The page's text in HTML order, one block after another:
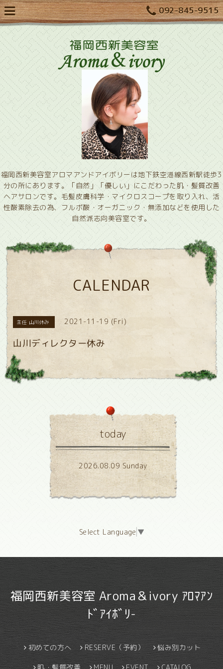
092-845-9515
福岡西新美容室アロマアンドアイボリーは地下鉄空港線西新駅徒歩3
分の所にあります。「自然」「優しい」にこだわった肌・髪質改善
ヘアサロンです。毛髪皮膚科学・マイクロスコープを取り入れ、活
性酸素除去の為、フルボ酸・オーガニック・無添加などを使用した
自然派志向美容室です。
CALENDAR
主任 山川休み 2021-11-19 (Fri)
山川ディレクター休み
today
2026.08.09 Sunday
Select Language ▼
福岡西新美容室 Aroma＆ivory ｱﾛﾏｱﾝ
ﾄﾞｱｲﾎﾞﾘ-
初めての方へ RESERVE（予約） 悩み別カット